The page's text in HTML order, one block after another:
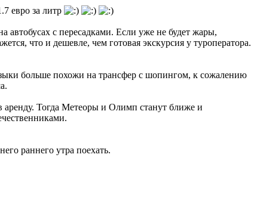
евро за литр
с пересадками. Если уже не будет жары,
что и дешевле, чем готовая экскурсия у туроператора.
больше похожи на трансфер с шопингом, к сожалению
аренду. Тогда Метеоры и Олимп станут ближе и
раннего утра поехать.